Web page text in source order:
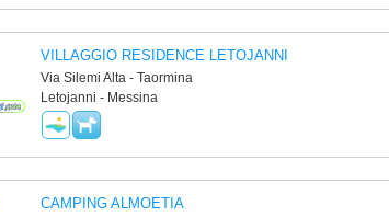
VILLAGGIO RESIDENCE LETOJANNI
Via Silemi Alta - Taormina
Letojanni - Messina
CAMPING ALMOETIA